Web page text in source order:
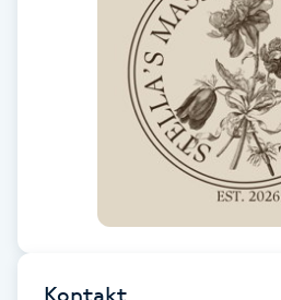
Fettreducering
Fotmassage
Kontakt